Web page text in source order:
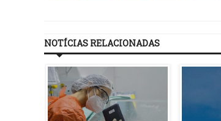
NOTÍCIAS RELACIONADAS